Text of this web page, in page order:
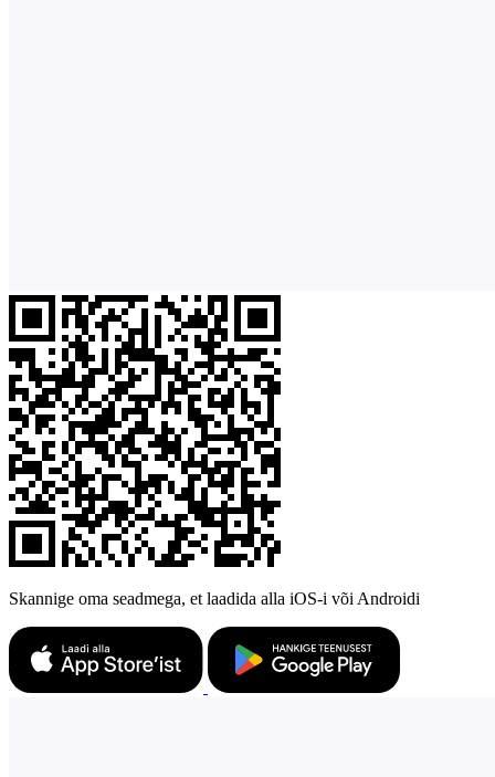
Skannige oma seadmega, et laadida alla iOS-i või Androidi